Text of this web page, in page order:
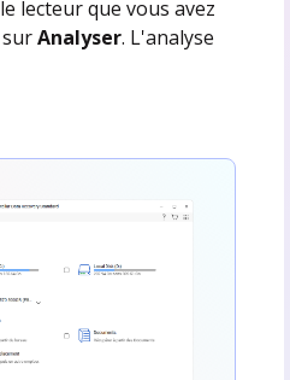
lecteur que vous avez
surAnalyser. L'analyse